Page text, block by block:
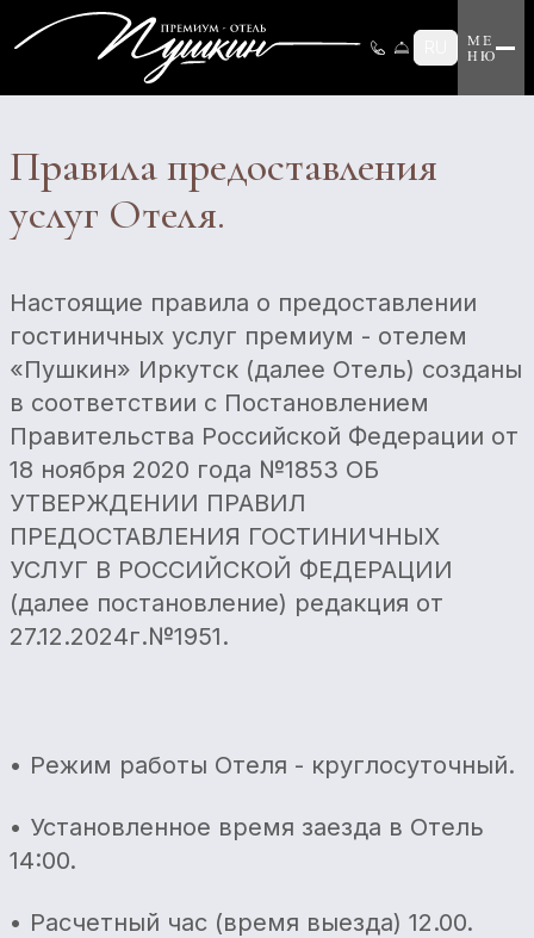
Историческая справка
Войти
Правила предоставления
услуг Отеля.
Настоящие правила о предоставлении
гостиничных услуг премиум - отелем
«Пушкин» Иркутск (далее Отель) созданы
в соответствии с Постановлением
Правительства Российской Федерации от
18 ноября 2020 года №1853 ОБ
УТВЕРЖДЕНИИ ПРАВИЛ
ПРЕДОСТАВЛЕНИЯ ГОСТИНИЧНЫХ
УСЛУГ В РОССИЙСКОЙ ФЕДЕРАЦИИ
(далее постановление) редакция от
27.12.2024г.№1951.
• Режим работы Отеля - круглосуточный.
• Установленное время заезда в Отель
14:00.
• Расчетный час (время выезда) 12.00.